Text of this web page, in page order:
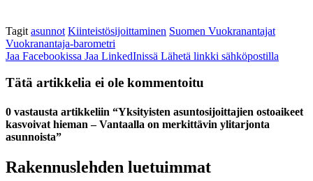
Tagit asunnot Kiinteistösijoittaminen Suomen Vuokranantajat
Vuokranantaja-barometri
Jaa Facebookissa Jaa LinkedInissä Lähetä linkki sähköpostilla
Tätä artikkelia ei ole kommentoitu
0 vastausta artikkeliin “Yksityisten asuntosijoittajien ostoaikeet
kasvoivat hieman – Vantaalla on merkittävin ylitarjonta
asunnoista”
Rakennuslehden luetuimmat